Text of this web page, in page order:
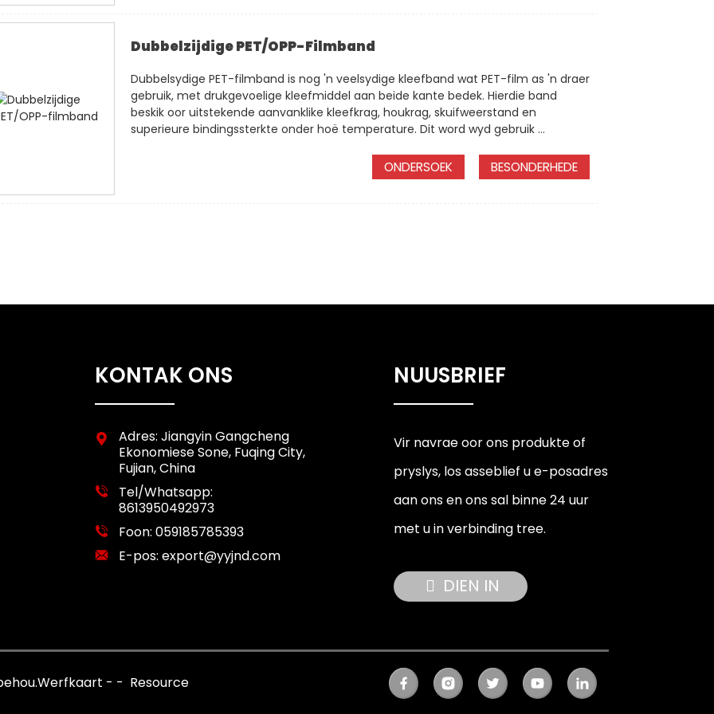
Dubbelzijdige PET/OPP-Filmband
Dubbelsydige PET-filmband is nog 'n veelsydige kleefband wat PET-film as 'n draer
gebruik, met drukgevoelige kleefmiddel aan beide kante bedek. Hierdie band
beskik oor uitstekende aanvanklike kleefkrag, houkrag, skuifweerstand en
superieure bindingssterkte onder hoë temperature. Dit word wyd gebruik ...
ONDERSOEK BESONDERHEDE
KONTAK ONS
Adres: Jiangyin Gangcheng
Ekonomiese Sone, Fuqing City,
Fujian, China
Tel/Whatsapp:
8613950492973
Foon: 059185785393
E-pos: export@yyjnd.com
NUUSBRIEF
Vir navrae oor ons produkte of
pryslys, los asseblief u e-posadres
aan ons en ons sal binne 24 uur
met u in verbinding tree.
DIEN IN
Werfkaart - - Resource